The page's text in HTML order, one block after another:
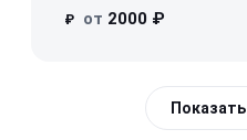
₽ от 2000 ₽
Показать